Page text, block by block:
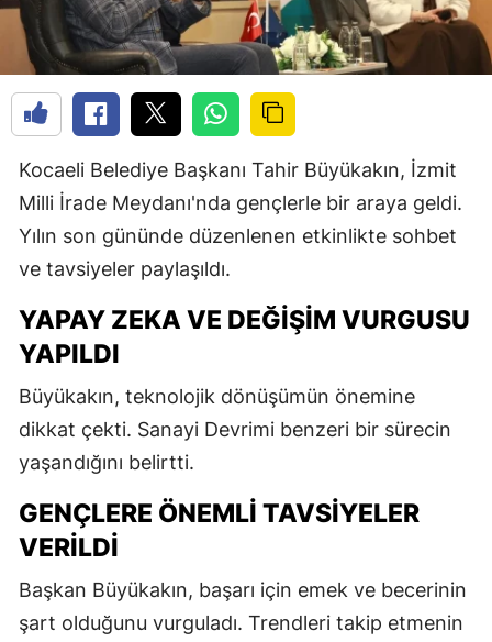
Kocaeli Belediye Başkanı Tahir Büyükakın, İzmit
Milli İrade Meydanı'nda gençlerle bir araya geldi.
Yılın son gününde düzenlenen etkinlikte sohbet
ve tavsiyeler paylaşıldı.
YAPAY ZEKA VE DEĞIŞIM VURGUSU
YAPILDI
Büyükakın, teknolojik dönüşümün önemine
dikkat çekti. Sanayi Devrimi benzeri bir sürecin
yaşandığını belirtti.
GENÇLERE ÖNEMLI TAVSIYELER
VERILDI
Başkan Büyükakın, başarı için emek ve becerinin
şart olduğunu vurguladı. Trendleri takip etmenin